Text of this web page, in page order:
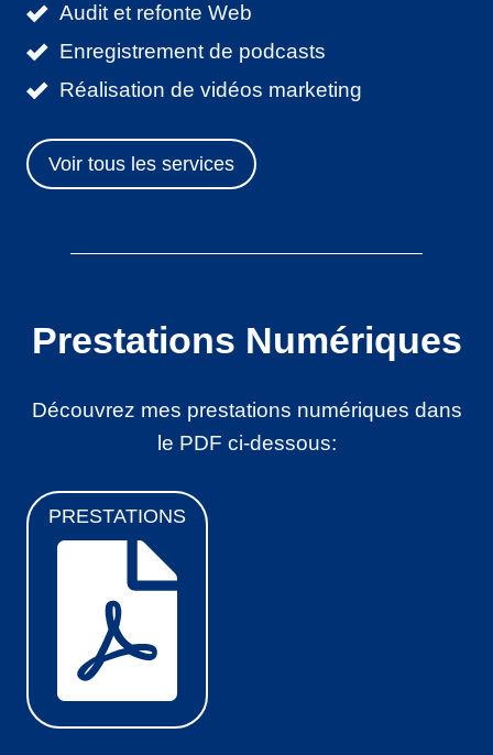
Audit et refonte Web
Enregistrement de podcasts
Réalisation de vidéos marketing
Voir tous les services
Prestations Numériques
Découvrez mes prestations numériques dans
le PDF ci-dessous:
PRESTATIONS